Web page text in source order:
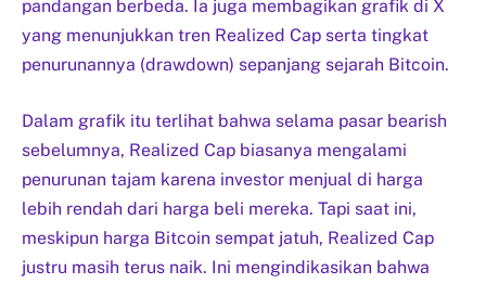
pandangan berbeda. Ia juga membagikan grafik di X
yang menunjukkan tren Realized Cap serta tingkat
penurunannya (drawdown) sepanjang sejarah Bitcoin.
Dalam grafik itu terlihat bahwa selama pasar bearish
sebelumnya, Realized Cap biasanya mengalami
penurunan tajam karena investor menjual di harga
lebih rendah dari harga beli mereka. Tapi saat ini,
meskipun harga Bitcoin sempat jatuh, Realized Cap
justru masih terus naik. Ini mengindikasikan bahwa